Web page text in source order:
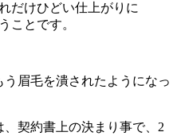
だけひどい仕上がりに
ことです。
眉毛を潰されたようになっ
契約書上の決まり事で、2